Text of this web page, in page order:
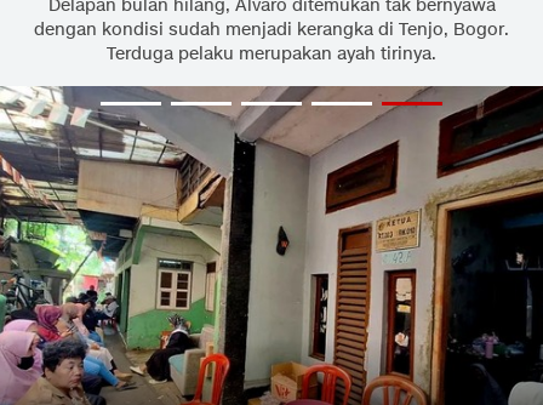
Delapan bulan hilang, Alvaro ditemukan tak bernyawa
dengan kondisi sudah menjadi kerangka di Tenjo, Bogor.
Terduga pelaku merupakan ayah tirinya.